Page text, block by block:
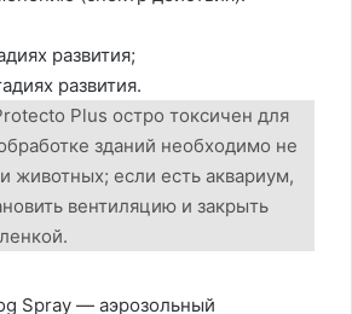
развития;
развития.
Plus остро токсичен для
зданий необходимо не
животных; если есть аквариум,
вентиляцию и закрыть
Spray — аэрозольный